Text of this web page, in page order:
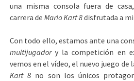
una misma consola fuera de
carrera de Mario Kart 8disfrutada a
Con todo ello, estamos ante una
multijugadory la competición en
vemos en el vídeo, el nuevo juego de
Kart 8 no son los únicos